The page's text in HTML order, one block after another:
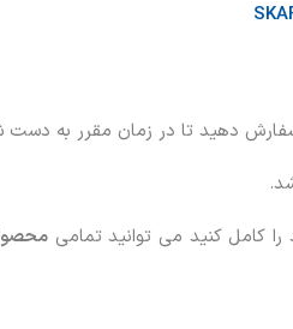
سفارش دهید تا در زمان مقرر به دست
کامل کنید می توانید تمامی